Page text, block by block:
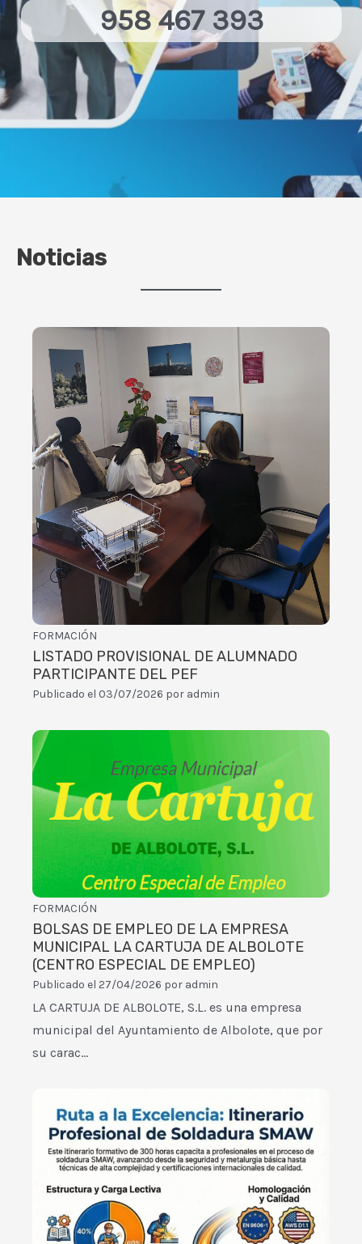
958 467 393
Noticias
FORMACIÓN
LISTADO PROVISIONAL DE ALUMNADO
PARTICIPANTE DEL PEF
Publicado el 03/07/2026 por admin
FORMACIÓN
BOLSAS DE EMPLEO DE LA EMPRESA
MUNICIPAL LA CARTUJA DE ALBOLOTE
(CENTRO ESPECIAL DE EMPLEO)
Publicado el 27/04/2026 por admin
LA CARTUJA DE ALBOLOTE, S.L. es una empresa
municipal del Ayuntamiento de Albolote, que por
su carac…